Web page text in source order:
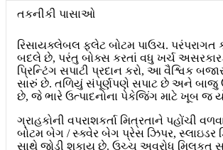
તકનીકી પાસાઓ
રિસાયક્લેબલ ફ્લેટ બોટમ પાઉચ. પરંપરાગત
બદલે છે, પરંતુ બોક્સ કરતાં વધુ ખર્ચ
પ્રિન્ટિંગ સપાટી પ્રદાન કરો, આ વૈશ્વિક
સારું છે. તળિયું સંપૂર્ણપણે સપાટ છે અને બાજુ
છે, જે ભારે ઉત્પાદનોના પેકેજિંગ માટે ખૂબ જ
ગ્રાહકોની વપરાશકર્તા મિત્રતાને પહોંચી
બોટમ બેગ / સ્ક્વેર બેગ પ્રેસ ઝિપર, સ્લાઇડર
સાથે જોડી શકાય છે. ઉચ્ચ અવરોધ મિલકત